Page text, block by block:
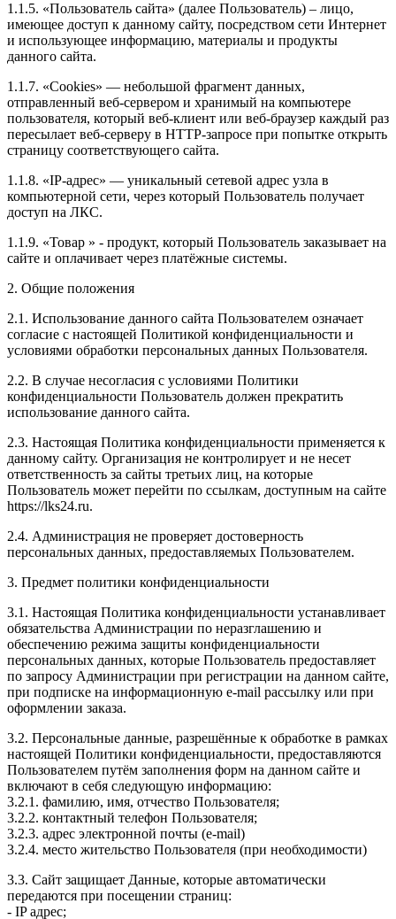
1.1.5. «Пользователь сайта» (далее Пользователь) – лицо,
имеющее доступ к данному сайту, посредством сети Интернет
и использующее информацию, материалы и продукты
данного сайта.
1.1.7. «Cookies» — небольшой фрагмент данных,
отправленный веб-сервером и хранимый на компьютере
пользователя, который веб-клиент или веб-браузер каждый раз
пересылает веб-серверу в HTTP-запросе при попытке открыть
страницу соответствующего сайта.
1.1.8. «IP-адрес» — уникальный сетевой адрес узла в
компьютерной сети, через который Пользователь получает
доступ на ЛКС.
1.1.9. «Товар » - продукт, который Пользователь заказывает на
сайте и оплачивает через платёжные системы.
2. Общие положения
2.1. Использование данного сайта Пользователем означает
согласие с настоящей Политикой конфиденциальности и
условиями обработки персональных данных Пользователя.
2.2. В случае несогласия с условиями Политики
конфиденциальности Пользователь должен прекратить
использование данного сайта.
2.3. Настоящая Политика конфиденциальности применяется к
данному сайту. Организация не контролирует и не несет
ответственность за сайты третьих лиц, на которые
Пользователь может перейти по ссылкам, доступным на сайте
https://lks24.ru.
2.4. Администрация не проверяет достоверность
персональных данных, предоставляемых Пользователем.
3. Предмет политики конфиденциальности
3.1. Настоящая Политика конфиденциальности устанавливает
обязательства Администрации по неразглашению и
обеспечению режима защиты конфиденциальности
персональных данных, которые Пользователь предоставляет
по запросу Администрации при регистрации на данном сайте,
при подписке на информационную e-mail рассылку или при
оформлении заказа.
3.2. Персональные данные, разрешённые к обработке в рамках
настоящей Политики конфиденциальности, предоставляются
Пользователем путём заполнения форм на данном сайте и
включают в себя следующую информацию:
3.2.1. фамилию, имя, отчество Пользователя;
3.2.2. контактный телефон Пользователя;
3.2.3. адрес электронной почты (e-mail)
3.2.4. место жительство Пользователя (при необходимости)
3.3. Сайт защищает Данные, которые автоматически
передаются при посещении страниц:
- IP адрес;